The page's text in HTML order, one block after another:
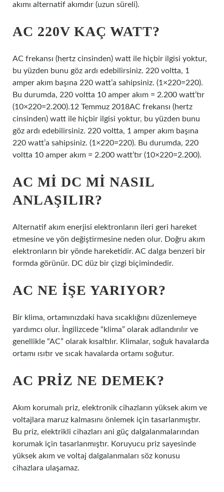
akımı alternatif akımdır (uzun süreli).
AC 220V KAÇ WATT?
AC frekansı (hertz cinsinden) watt ile hiçbir ilgisi yoktur,
bu yüzden bunu göz ardı edebilirsiniz. 220 voltta, 1
amper akım başına 220 watt’a sahipsiniz. (1×220=220).
Bu durumda, 220 voltta 10 amper akım = 2.200 watt’tır
(10×220=2.200).12 Temmuz 2018AC frekansı (hertz
cinsinden) watt ile hiçbir ilgisi yoktur, bu yüzden bunu
göz ardı edebilirsiniz. 220 voltta, 1 amper akım başına
220 watt’a sahipsiniz. (1×220=220). Bu durumda, 220
voltta 10 amper akım = 2.200 watt’tır (10×220=2.200).
AC MI DC MI NASIL
ANLAŞILIR?
Alternatif akım enerjisi elektronların ileri geri hareket
etmesine ve yön değiştirmesine neden olur. Doğru akım
elektronların bir yönde hareketidir. AC dalga benzeri bir
formda görünür. DC düz bir çizgi biçimindedir.
AC NE IŞE YARIYOR?
Bir klima, ortamınızdaki hava sıcaklığını düzenlemeye
yardımcı olur. İngilizcede “klima” olarak adlandırılır ve
genellikle “AC” olarak kısaltılır. Klimalar, soğuk havalarda
ortamı ısıtır ve sıcak havalarda ortamı soğutur.
AC PRIZ NE DEMEK?
Akım korumalı priz, elektronik cihazların yüksek akım ve
voltajlara maruz kalmasını önlemek için tasarlanmıştır.
Bu priz, elektrikli cihazları ani güç dalgalanmalarından
korumak için tasarlanmıştır. Koruyucu priz sayesinde
yüksek akım ve voltaj dalgalanmaları söz konusu
cihazlara ulaşamaz.